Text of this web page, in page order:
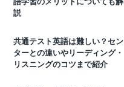
説
共通テスト英語は難しい？セン
ターとの違いやリーディング・
リスニングのコツまで紹介